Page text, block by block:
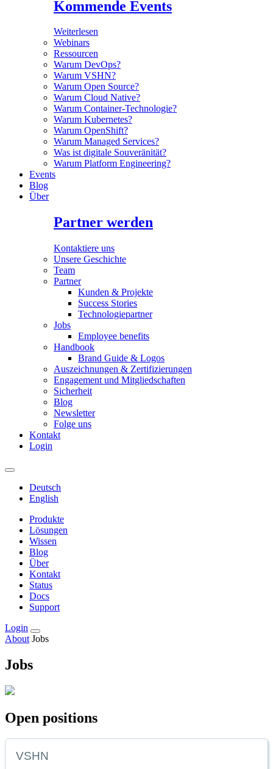
Kommende Events
Weiterlesen
Webinars
Ressourcen
Warum DevOps?
Warum VSHN?
Warum Open Source?
Warum Cloud Native?
Warum Container-Technologie?
Warum Kubernetes?
Warum OpenShift?
Warum Managed Services?
Was ist digitale Souveränität?
Warum Platform Engineering?
Events
Blog
Über
Partner werden
Kontaktiere uns
Unsere Geschichte
Team
Partner
Kunden & Projekte
Success Stories
Technologiepartner
Jobs
Employee benefits
Handbook
Brand Guide & Logos
Auszeichnungen & Zertifizierungen
Engagement und Mitgliedschaften
Sicherheit
Blog
Newsletter
Folge uns
Kontakt
Login
Deutsch
English
Produkte
Lösungen
Wissen
Blog
Über
Kontakt
Status
Docs
Support
Login
About Jobs
Jobs
Open positions
VSHN